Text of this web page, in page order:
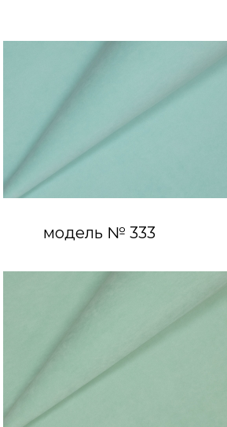
модель № 333